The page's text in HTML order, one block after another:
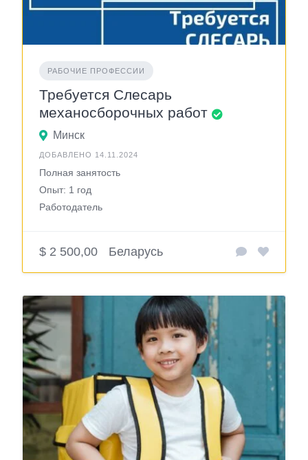
РАБОЧИЕ ПРОФЕССИИ
Требуется Слесарь
механосборочных работ
Минск
ДОБАВЛЕНО 14.11.2024
Полная занятость
Опыт: 1 год
Работодатель
$ 2 500,00 Беларусь